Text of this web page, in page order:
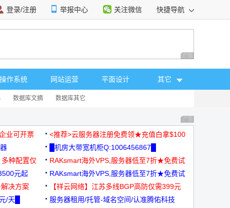
登录/注册 举报中心 关注微信 快捷导航
选择 广告 商业广告，理
操作系统 网站运营 平面设计 其它
数据库文摘 数据库其它
广告 商业广告，理
业可开票
<推荐>云服务器注册免费领★充值白拿$100
█机房大带宽机柜Q:1006456867█
种配置仅
RAKsmart海外VPS,服务器低至7折★免费试
用★
元起
RAKsmart海外VPS,服务器低至7折★免费试
用★
决方案
【祥云网络】江苏多线BGP高防仅需399元
/天█
服务器租用/托管-域名空间/认准腾佑科技